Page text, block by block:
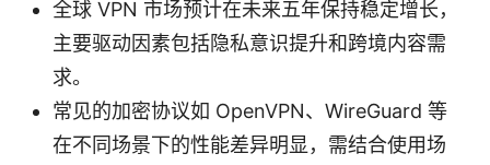
全球 VPN 市场预计在未来五年保持稳定增长，
主要驱动因素包括隐私意识提升和跨境内容需
求。
常见的加密协议如 OpenVPN、WireGuard 等
在不同场景下的性能差异明显，需结合使用场